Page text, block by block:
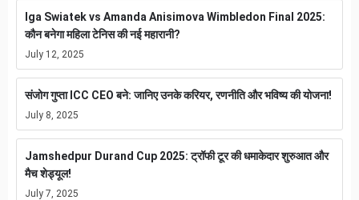
Iga Swiatek vs Amanda Anisimova Wimbledon Final 2025:
कौन बनेगा महिला टेनिस की नई महारानी?
July 12, 2025
संजोग गुप्ता ICC CEO बने: जानिए उनके करियर, रणनीति और भविष्य की योजना!
July 8, 2025
Jamshedpur Durand Cup 2025: ट्रॉफी टूर की धमाकेदार शुरुआत और
मैच शेड्यूल!
July 7, 2025